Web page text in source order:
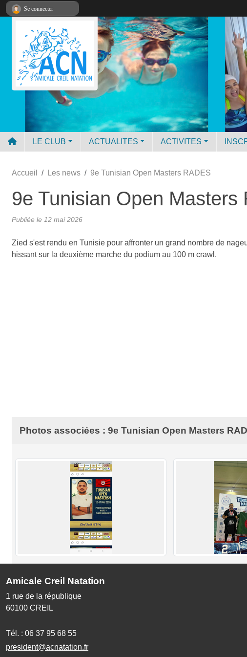
LE CLUB ACTUALITES ACTIVITES
Accueil Les news 9e Tunisian Open Masters RADES
9e Tunisian Open Masters
Publiée le 12 mai 2026
Zied s'est rendu en Tunisie pour affronter un grand nombre de
hissant sur la deuxième marche du podium au 100 m crawl.
Photos associées : 9e Tunisian Open Masters
Amicale Creil Natation
1 rue de la république
60100 CREIL
Tél. : 06 37 95 68 55
president@acnatation.fr
Se connecter
Panneau de gestion des cookies